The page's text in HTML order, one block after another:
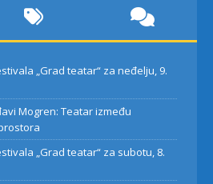
„Grad teatar“ za neđelju, 9.
Mogren: Teatar između
„Grad teatar“ za subotu, 8.